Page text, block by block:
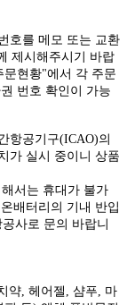
호를 메모 또는 교환
제시해주시기 바랍
현황"에서 각 주문
번호 확인이 가능
항공기구(ICAO)의
가 실시 중이니 상품
서는 휴대가 불가
배터리의 기내 반입
사로 문의 바랍니
약, 헤어젤, 샴푸, 마